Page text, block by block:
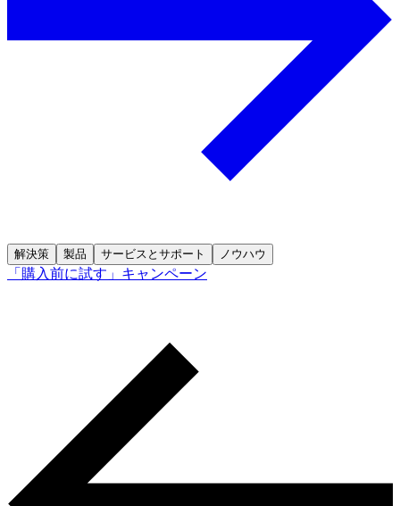
解決策 製品 サービスとサポート ノウハウ
「購入前に試す」キャンペーン